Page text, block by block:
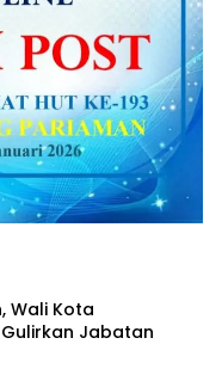
Wali Kota
Jabatan